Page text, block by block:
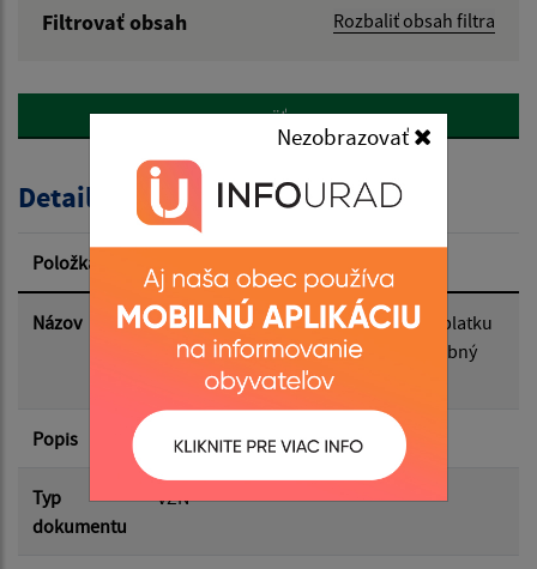
Nezobrazovať
Filtrovať obsah Rozbaliť obsah filtra
Popis:
Dátum zverejnenia od:
Dátum zverejnenia do:
Platnosť do:
späť
Detail úradného dokumentu
Položka
Názov
Návrh VZN č. 3/2024 o miestnom poplatku
za komunálny odpad a drobný stavebný
odpad na území obce Tašuľa
Popis
Typ
dokumentu
VZN